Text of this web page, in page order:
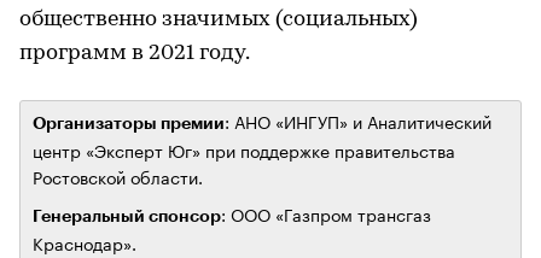
общественно значимых (социальных)
программ в 2021 году.
Организаторы премии: АНО «ИНГУП» и Аналитический
центр «Эксперт Юг» при поддержке правительства
Ростовской области.
Генеральный спонсор: ООО «Газпром трансгаз
Краснодар».